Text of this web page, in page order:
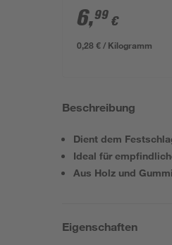
6,99 €
0,28 € / Kilogramm
Beschreibung
Dient dem
Ideal für
Aus Holz und
Eigenschaften